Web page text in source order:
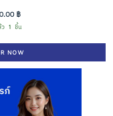
฿
ว 1 ชิ้น
NOW